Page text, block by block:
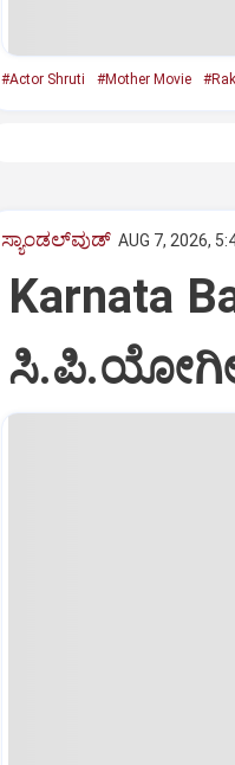
#Actor Shruti #Mother Movie
ಸ್ಯಾಂಡಲ್‌ವುಡ್‌ AUG 7, 2026,
Karnata